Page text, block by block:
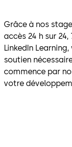
Grâce à nos
accès 24 h sur
LinkedIn
soutien
commence par
votre